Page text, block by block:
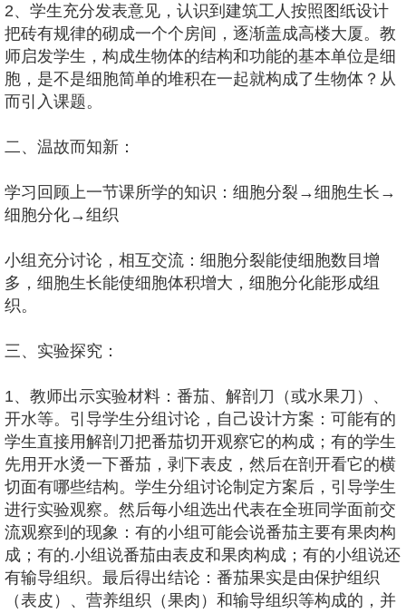
2、学生充分发表意见，认识到建筑工人按照图纸设计
把砖有规律的砌成一个个房间，逐渐盖成高楼大厦。教
师启发学生，构成生物体的结构和功能的基本单位是细
胞，是不是细胞简单的堆积在一起就构成了生物体？从
而引入课题。
二、温故而知新：
学习回顾上一节课所学的知识：细胞分裂→细胞生长→
细胞分化→组织
小组充分讨论，相互交流：细胞分裂能使细胞数目增
多，细胞生长能使细胞体积增大，细胞分化能形成组
织。
三、实验探究：
1、教师出示实验材料：番茄、解剖刀（或水果刀）、
开水等。引导学生分组讨论，自己设计方案：可能有的
学生直接用解剖刀把番茄切开观察它的构成；有的学生
先用开水烫一下番茄，剥下表皮，然后在剖开看它的横
切面有哪些结构。学生分组讨论制定方案后，引导学生
进行实验观察。然后每小组选出代表在全班同学面前交
流观察到的现象：有的小组可能会说番茄主要有果肉构
成；有的.小组说番茄由表皮和果肉构成；有的小组说还
有输导组织。最后得出结论：番茄果实是由保护组织
（表皮）、营养组织（果肉）和输导组织等构成的，并